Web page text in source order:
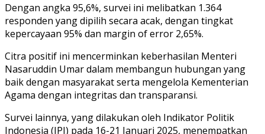
Dengan angka 95,6%, survei ini melibatkan 1.364
responden yang dipilih secara acak, dengan tingkat
kepercayaan 95% dan margin of error 2,65%.
Citra positif ini mencerminkan keberhasilan Menteri
Nasaruddin Umar dalam membangun hubungan yang
baik dengan masyarakat serta mengelola Kementerian
Agama dengan integritas dan transparansi.
Survei lainnya, yang dilakukan oleh Indikator Politik
Indonesia (IPI) pada 16-21 Januari 2025, menempatkan